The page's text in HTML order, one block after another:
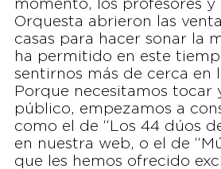
momento, los profesores y
Orquesta abrieron las
casas para hacer sonar la
ha permitido en este
sentirnos más de cerca en
Porque necesitamos tocar
público, empezamos a
como el de “Los 44 dúos
en nuestra web, o el de
que les hemos ofrecido